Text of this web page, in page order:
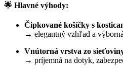
🌟 Hlavné výhody:
Čipkované košíčky s
→ elegantný vzhľad a
Vnútorná vrstva zo
→ príjemná na dotyk,